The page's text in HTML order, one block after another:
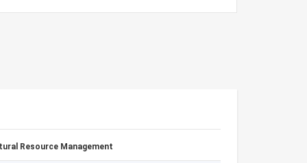
Resource Management